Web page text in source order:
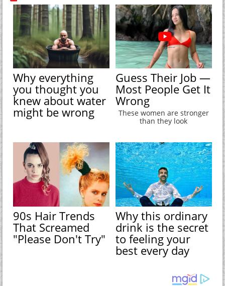
Why everything
you thought you
knew about water
might be wrong
Guess Their Job —
Most People Get It
Wrong
These women are stronger
than they look
90s Hair Trends
That Screamed
"Please Don't Try"
Why this ordinary
drink is the secret
to feeling your
best every day